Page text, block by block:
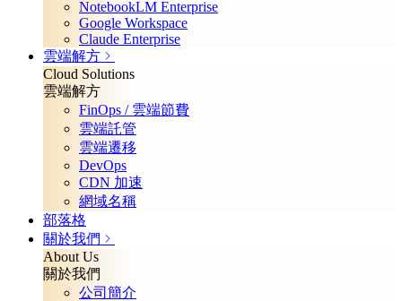
NotebookLM Enterprise
Google Workspace
Claude Enterprise
雲端解方
Cloud Solutions
雲端解方
FinOps / 雲端節費
雲端託管
雲端遷移
DevOps
CDN 加速
網域名稱
部落格
關於我們
About Us
關於我們
公司簡介